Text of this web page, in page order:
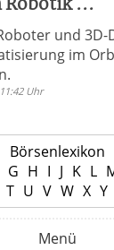
und
im
Uhr
Börsenlexikon
G H I J K L
T U V W X Y
Menü